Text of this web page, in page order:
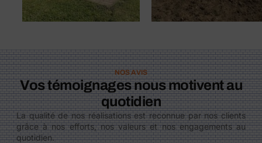
NOS AVIS
Vos témoignages nous motivent au
quotidien
La qualité de nos réalisations est reconnue par nos clients
grâce à nos efforts, nos valeurs et nos engagements au
quotidien.